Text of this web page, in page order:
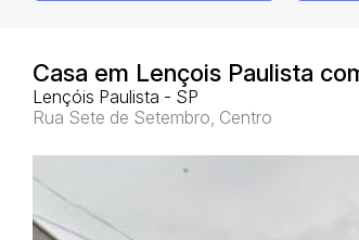
Casa em Lençois Paulista
Lençóis Paulista - SP
Rua Sete de Setembro, Centro